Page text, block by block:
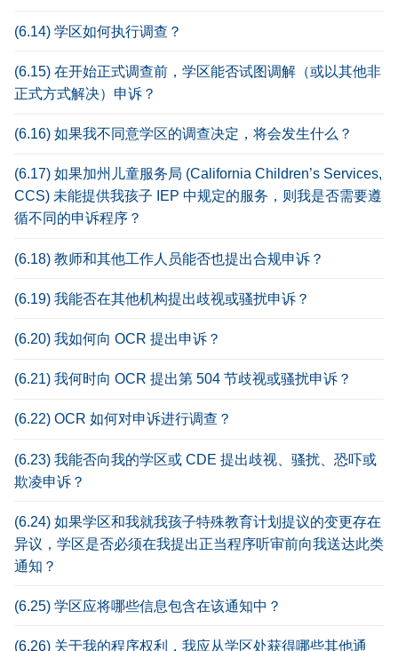
(6.14) 学区如何执行调查？
(6.15) 在开始正式调查前，学区能否试图调解（或以其他非
正式方式解决）申诉？
(6.16) 如果我不同意学区的调查决定，将会发生什么？
(6.17) 如果加州儿童服务局 (California Children’s Services,
CCS) 未能提供我孩子 IEP 中规定的服务，则我是否需要遵
循不同的申诉程序？
(6.18) 教师和其他工作人员能否也提出合规申诉？
(6.19) 我能否在其他机构提出歧视或骚扰申诉？
(6.20) 我如何向 OCR 提出申诉？
(6.21) 我何时向 OCR 提出第 504 节歧视或骚扰申诉？
(6.22) OCR 如何对申诉进行调查？
(6.23) 我能否向我的学区或 CDE 提出歧视、骚扰、恐吓或
欺凌申诉？
(6.24) 如果学区和我就我孩子特殊教育计划提议的变更存在
异议，学区是否必须在我提出正当程序听审前向我送达此类
通知？
(6.25) 学区应将哪些信息包含在该通知中？
(6.26) 关于我的程序权利，我应从学区处获得哪些其他通